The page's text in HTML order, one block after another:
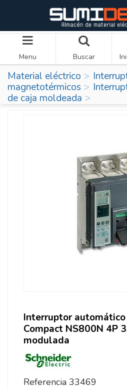
Menu Buscar
Material eléctrico
magnetotérmicos
de caja moldeada
Interruptor
Compact NS800N 4P
modulada
Referencia 33469